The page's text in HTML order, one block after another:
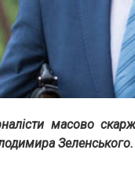
масово